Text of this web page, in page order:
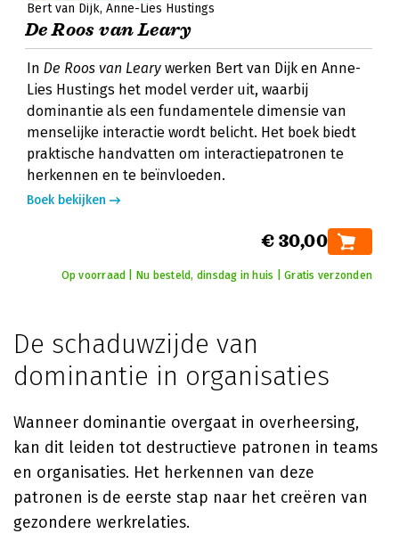
Bert van Dijk Anne-Lies Hustings
De Roos van Leary
In De Roos van Leary werken Bert van Dijk en Anne-
Lies Hustings het model verder uit, waarbij
dominantie als een fundamentele dimensie van
menselijke interactie wordt belicht. Het boek biedt
praktische handvatten om interactiepatronen te
herkennen en te beïnvloeden.
Boek bekijken
€ 30,00
Op voorraad | Nu besteld, dinsdag in huis | Gratis verzonden
De schaduwzijde van
dominantie in organisaties
Wanneer dominantie overgaat in overheersing,
kan dit leiden tot destructieve patronen in teams
en organisaties. Het herkennen van deze
patronen is de eerste stap naar het creëren van
gezondere werkrelaties.